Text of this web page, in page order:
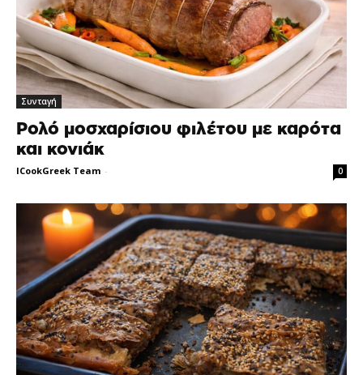
Συνταγή
Ρολό μοσχαρίσιου φιλέτου με καρότα
και κονιάκ
ICookGreek Team - 0